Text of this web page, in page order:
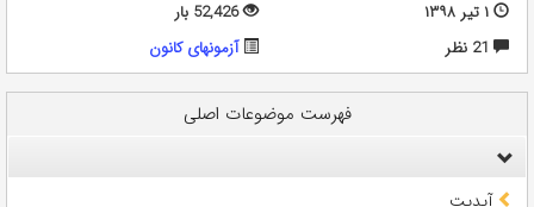
۱ تیر ۱۳۹۸
52,426 بار
21 نظر
آزمونهای کانون
فهرست موضوعات اصلی
آپدیت